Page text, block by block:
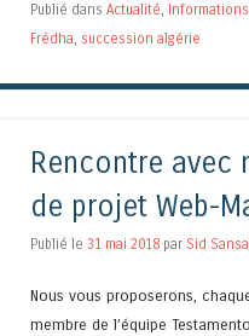
Publié dans Actualité,
Frédha, succession algérie
Rencontre avec
de projet Web-
Publié le 31 mai 2018 par Sid Sansal
Nous vous proposerons,
membre de l’équipe